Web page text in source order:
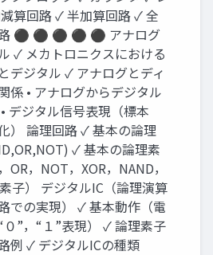
算回路 ✓ 半加算回路 ✓ 全
⚫ ⚫ ⚫ ⚫ ⚫ アナログ
✓ メカトロニクスにおける
デジタル ✓ アナログとディ
係 • アナログからデジタル
デジタル信号表現（標本
） 論理回路 ✓ 基本の論理
✓ 基本の論理素
OR，NOT，XOR，NAND，
子） デジタルIC（論理演算
での実現） ✓ 基本動作（電
０”，“１”表現） ✓ 論理素子
例 ✓ デジタルICの種類